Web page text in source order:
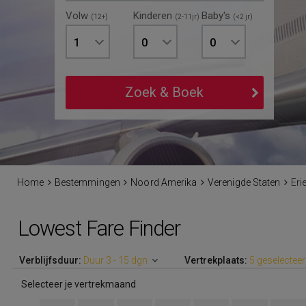
Volw (12+)
1
Kinderen (2-11jr)
0
Baby's (<2 jr)
0
Zoek & Boek
Home Bestemmingen Noord Amerika Verenigde Staten
Lowest Fare Finder
Verblijfsduur: Duur 3 - 15 dgn Vertrekplaats: 5
Selecteer je vertrekmaand